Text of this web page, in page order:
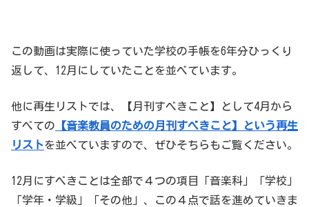
この動画は実際に使っていた学校の手帳を6年分ひっくり
返して、12月にしていたことを並べています。
他に再生リストでは、【月刊すべきこと】として4月から
すべての 【音楽教員のための月刊すべきこと】という再生
リストを並べていますので、ぜひそちらもご覧ください。
12月にすべきことは全部で４つの項目「音楽科」「学校」
「学年・学級」「その他」、この４点で話を進めていきま